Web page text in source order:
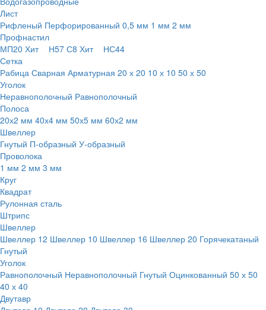
Лист
Рифленый Перфорированный 0,5 мм 1 мм 2 мм
Профнастил
МП20 Хит Н57 С8 Хит
НС44
Сетка
Рабица Сварная Арматурная 20 х 20 10 х 10 50 х 50
Уголок
Неравнополочный Равнополочный
Полоса
20х2 мм 40х4 мм 50х5 мм 60х2 мм
Швеллер
Гнутый П-образный У-образный
Проволока
1 мм 2 мм 3 мм
Круг
Квадрат
Рулонная сталь
Штрипс
Швеллер
Швеллер 12 Швеллер 10 Швеллер 16 Швеллер 20 Горячекатаный
Гнутый
Уголок
Равнополочный Неравнополочный Гнутый Оцинкованный 50 х 50
40 х 40
Двутавр